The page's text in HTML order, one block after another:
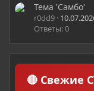
Тема 'Самбо'
r0dd9
Ответы: 0
🔴 Свежие